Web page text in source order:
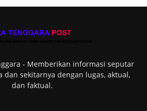
- Memberikan informasi seputar
dan sekitarnya dengan lugas, aktual,
dan faktual.